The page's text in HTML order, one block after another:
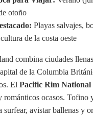
otoño
Playas salvajes,
de la costa oeste
combina ciudades
de la Columbia
El Pacific Rim
románticos ocasos. Tofino
surfear, avistar ballenas y